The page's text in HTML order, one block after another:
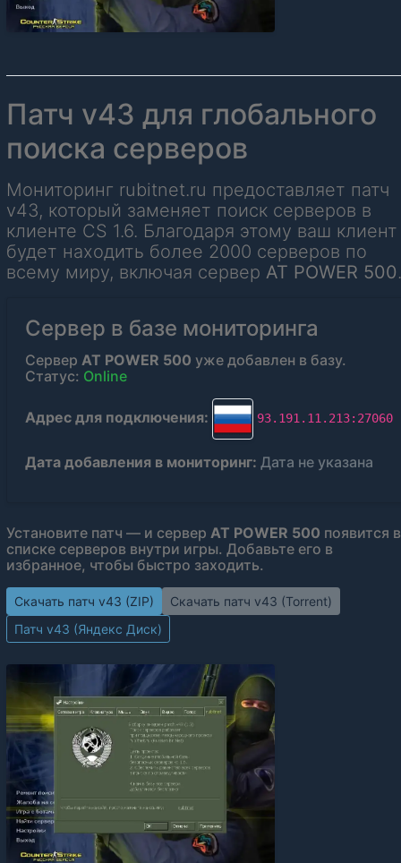
Патч v43 для глобального
поиска серверов
Мониторинг rubitnet.ru предоставляет патч
v43, который заменяет поиск серверов в
клиенте CS 1.6. Благодаря этому ваш клиент
будет находить более 2000 серверов по
всему миру, включая сервер AT POWER 500.
Сервер в базе мониторинга
Сервер AT POWER 500 уже добавлен в базу.
Статус: Online
Адрес для подключения: 93.191.11.213:27060
Дата добавления в мониторинг: Дата не указана
Установите патч — и сервер AT POWER 500 появится в
списке серверов внутри игры. Добавьте его в
избранное, чтобы быстро заходить.
Скачать патч v43 (ZIP)
Скачать патч v43 (Torrent)
Патч v43 (Яндекс Диск)